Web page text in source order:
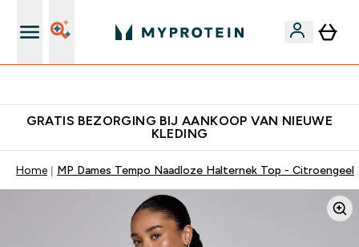
GRATIS BEZORGING BIJ AANKOOP VAN NIEUWE
KLEDING
Home MP Dames Tempo Naadloze Halternek Top - Citroengeel